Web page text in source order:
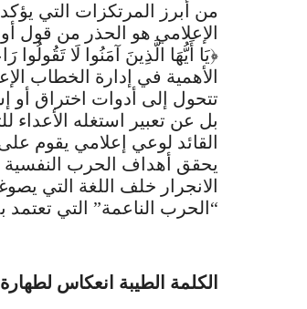
من أبرز المرتكزات التي يؤكد
الإعلامي هو الحذر من قول
﴿يَا أَيُّهَا الَّذِينَ آمَنُوا لَا
الأهمية في إدارة الخطاب
تتحول إلى أدوات اختراق أو
بل عن تعبير استغله
القائد لوعي إعلامي يقوم
يحقق أهداف الحرب النفسية
الانجرار خلف اللغة التي
“الحرب الناعمة” التي
الكلمة الطيبة انعكاس